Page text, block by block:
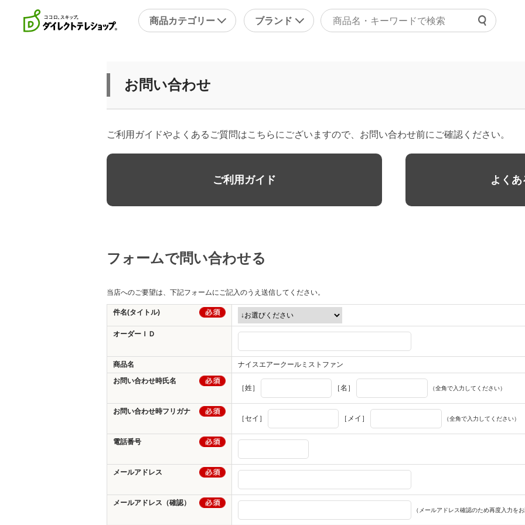
商品カテゴリー ブランド
問い合
洗剤・洗浄剤
メンズ
美容・エクササイズ
お問い合わせ
ご利用ガイドやよくあるご質問はこちらにございますので、お問い合わせ前にご確認ください。
ご利用ガイド よく
フォームで問い合わせる
当店へのご要望は、下記フォームにご記入のうえ送信してください。
件名(タイトル)
オーダーＩＤ
商品名
ナイスエアークールミストファン
お問い合わせ時氏名
［姓］
［名］ （全角で入力してください）
お問い合わせ時フリガナ
［セイ］
［メイ］ （全角で入力してください）
電話番号
メールアドレス
メールアドレス（確認）
（メールアドレス確認のため再度入力を